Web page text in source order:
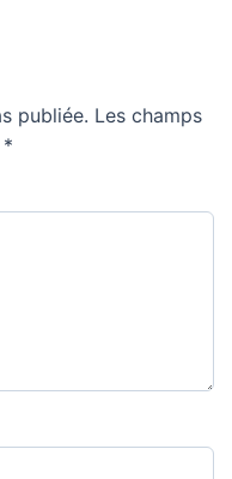
publiée. Les champs
*